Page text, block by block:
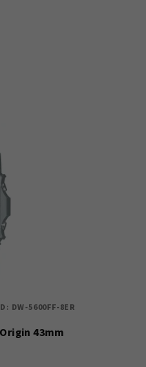
43mm
DW-5600FF-8ER